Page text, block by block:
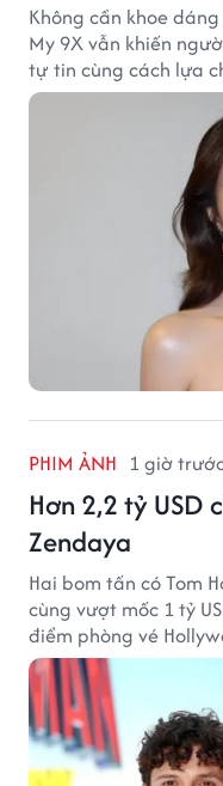
Không cần khoe
My 9X vẫn khiến
tự tin cùng cách lựa
PHIM ẢNH 1 giờ
Hơn 2,2 tỷ USD
Zendaya
Hai bom tấn có Tom
cùng vượt mốc 1 tỷ
điểm phòng vé